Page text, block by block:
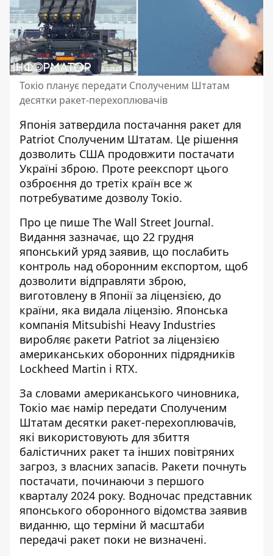
Токіо планує передати Сполученим Штатам
десятки ракет-перехоплювачів
Японія затвердила постачання ракет для
Patriot Сполученим Штатам. Це рішення
дозволить США продовжити постачати
Україні зброю. Проте реекспорт цього
озброєння до третіх країн все ж
потребуватиме дозволу Токіо.
Про це пише The Wall Street Journal.
Видання зазначає, що 22 грудня
японський уряд заявив, що послабить
контроль над оборонним експортом, щоб
дозволити відправляти зброю,
виготовлену в Японії за ліцензією, до
країни, яка видала ліцензію. Японська
компанія Mitsubishi Heavy Industries
виробляє ракети Patriot за ліцензією
американських оборонних підрядників
Lockheed Martin і RTX.
За словами американського чиновника,
Токіо має намір передати Сполученим
Штатам десятки ракет-перехоплювачів,
які використовують для збиття
балістичних ракет та інших повітряних
загроз, з власних запасів. Ракети почнуть
постачати, починаючи з першого
кварталу 2024 року. Водночас представник
японського оборонного відомства заявив
виданню, що терміни й масштаби
передачі ракет поки не визначені.